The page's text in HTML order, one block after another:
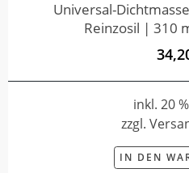
Universal-
Reinzosil | 310
inkl. 20
zzgl.
IN DEN